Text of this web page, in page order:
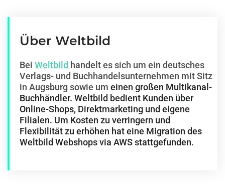
Über Weltbild
Bei Weltbild handelt es sich um ein deutsches
Verlags- und Buchhandels­unternehmen mit Sitz
in Augsburg sowie um einen großen Multikanal-
Buchhändler. Weltbild bedient Kunden über
Online-Shops, Direktmarketing und eigene
Filialen. Um Kosten zu verringern und
Flexibilität zu erhöhen hat eine Migration des
Weltbild Webshops via AWS stattgefunden.